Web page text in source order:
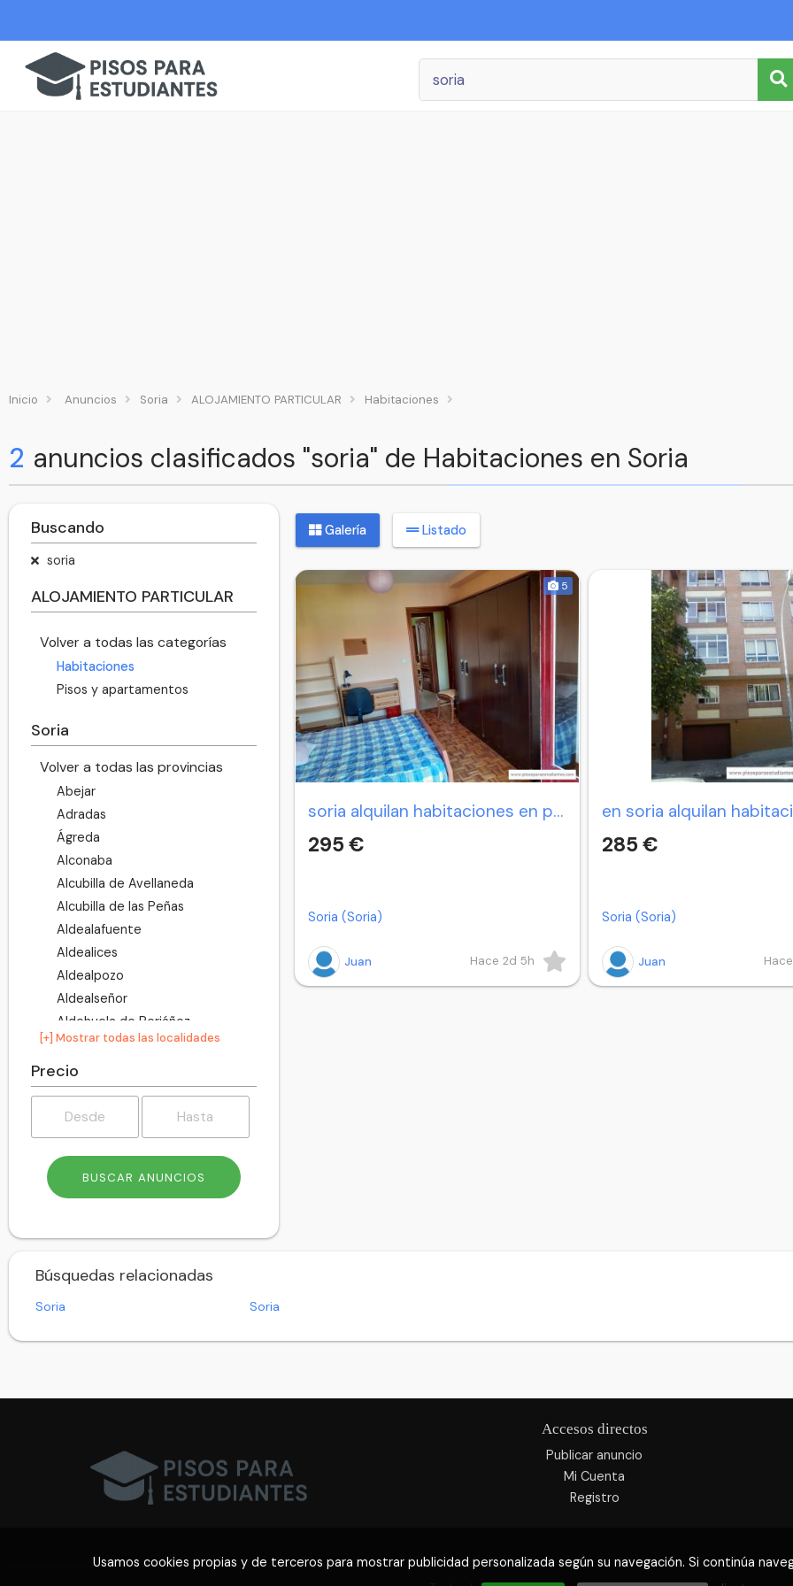
Inicio Anuncios Soria ALOJAMIENTO PARTICULAR Habitaciones
2 anuncios clasificados "soria" de Habitaciones en Soria
Buscando
soria
ALOJAMIENTO PARTICULAR
Volver a todas las categorías
Habitaciones
Pisos y apartamentos
Soria
Volver a todas las provincias
Abejar
Adradas
Ágreda
Alconaba
Alcubilla de Avellaneda
Alcubilla de las Peñas
Aldealafuente
Aldealices
Aldealpozo
Aldealseñor
Aldehuela de Periáñez
Aldehuelas
Alentisque
Aliud
Almajano
Almaluez
Almarza
Almazán
Arancón
Arévalo de la Sierra
Bayubas de Abajo
Bayubas de Arriba
[+] Mostrar todas las localidades
Precio
Galería Listado
5
soria alquilan habitaciones en piso comparti .
295 €
Juan
Soria (Soria)
Hace 2d 5h
285 €
Juan
Soria (Soria)
Búsquedas relacionadas
Soria Soria
Accesos directos
Publicar anuncio
Mi Cuenta
Registro
Usamos cookies propias y de terceros para mostrar publicidad personalizada según su navegación. Si continúa